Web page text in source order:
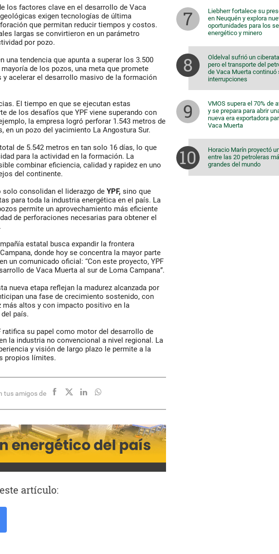
los factores clave en el desarrollo de Vaca
exigen tecnologías de última
que permitan reducir tiempos y costos.
largas se convirtieron en un parámetro
por pozo.
una tendencia que apunta a superar los 3.500
de los pozos, una meta que promete
acelerar el desarrollo masivo de la formación
El tiempo en que se ejecutan estas
de los desafíos que YPF viene superando con
la empresa logró perforar 1.543 metros de
en un pozo del yacimiento La Angostura Sur.
de 5.542 metros en tan solo 16 días, lo que
para la actividad en la formación. La
combinar eficiencia, calidad y rapidez en uno
del continente.
consolidan el liderazgo de YPF, sino que
para toda la industria energética en el país. La
permite un aprovechamiento más eficiente
de perforaciones necesarias para obtener el
estatal busca expandir la frontera
donde hoy se concentra la mayor parte
un comunicado oficial: “Con este proyecto, YPF
de Vaca Muerta al sur de Loma Campana”.
nueva etapa reflejan la madurez alcanzada por
una fase de crecimiento sostenido, con
más altos y con impacto positivo en la
país.
ratifica su papel como motor del desarrollo de
la industria no convencional a nivel regional. La
y visión de largo plazo le permite a la
propios límites.
tus amigos de
artículo:
Liebherr fortalece su
en Neuquén y explora
oportunidades para los
energético y minero
Oldelval sufrió un
pero el transporte del
de Vaca Muerta continuó
interrupciones
VMOS supera el 70% de
y se prepara para abrir
nueva era exportadora
Vaca Muerta
Horacio Marín proyectó
entre las 20 petroleras
grandes del mundo